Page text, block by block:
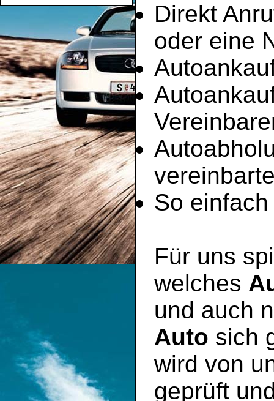
Direkt
oder eine
So
Für uns
welches
und auch
Auto sich
wird von
geprüft